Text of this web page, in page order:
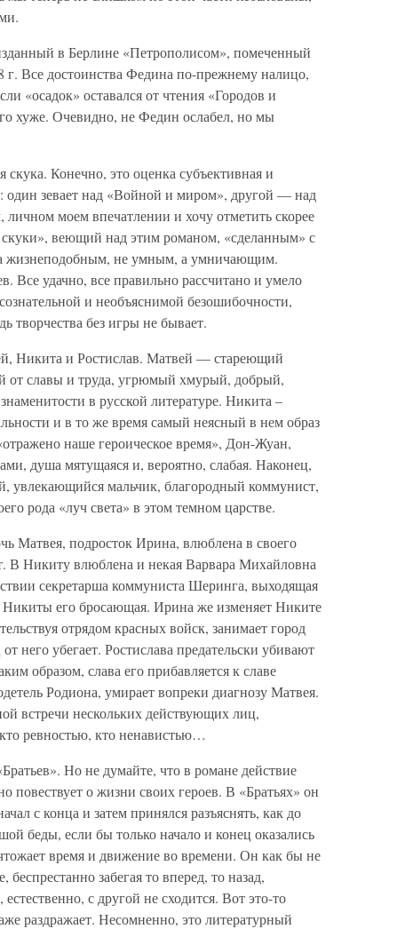
в Берлине «Петрополисом», помеченный
г. Все достоинства Федина по-прежнему налицо,
«осадок» оставался от чтения «Городов и
хуже. Очевидно, не Федин ослабел, но мы
Конечно, это оценка субъективная и
один зевает над «Войной и миром», другой — над
моем впечатлении и хочу отметить скорее
веющий над этим романом, «сделанным» с
жизнеподобным, не умным, а умничающим.
Все удачно, все правильно рассчитано и умело
и необъяснимой безошибочности,
творчества без игры не бывает.
Никита и Ростислав. Матвей — стареющий
от славы и труда, угрюмый хмурый, добрый,
в русской литературе. Никита –
и в то же время самый неясный в нем образ
наше героическое время», Дон-Жуан,
душа мятущаяся и, вероятно, слабая. Наконец,
увлекающийся мальчик, благородный коммунист,
рода «луч света» в этом темном царстве.
Матвея, подросток Ирина, влюблена в своего
В Никиту влюблена и некая Варвара Михайловна
секретарша коммуниста Шеринга, выходящая
Никиты его бросающая. Ирина же изменяет Никите
отрядом красных войск, занимает город
него убегает. Ростислава предательски убивают
образом, слава его прибавляется к славе
Родиона, умирает вопреки диагнозу Матвея.
встречи нескольких действующих лиц,
ревностью, кто ненавистью…
Но не думайте, что в романе действие
повествует о жизни своих героев. В «Братьях» он
с конца и затем принялся разъяснять, как до
беды, если бы только начало и конец оказались
время и движение во времени. Он как бы не
забегая то вперед, то назад,
с другой не сходится. Вот это-то
раздражает. Несомненно, это литературный